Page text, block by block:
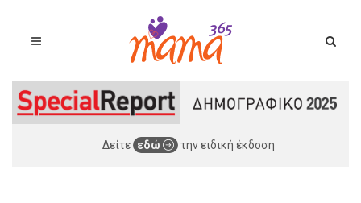
Δείτε εδώ την ειδική έκδοση